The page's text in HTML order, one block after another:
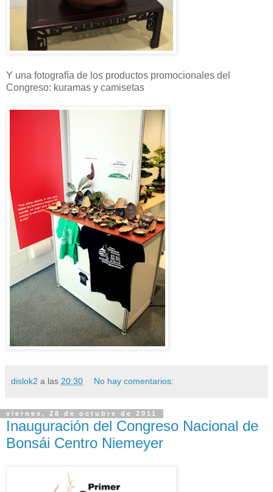
Y una fotografía de los productos promocionales del
Congreso: kuramas y camisetas
dislok2 a las 20:30 No hay comentarios:
viernes, 28 de octubre de 2011
Inauguración del Congreso Nacional de
Bonsái Centro Niemeyer